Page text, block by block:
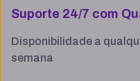
Suporte 24/7 com
Suporte 24/7 com
Disponibilidade a
semana